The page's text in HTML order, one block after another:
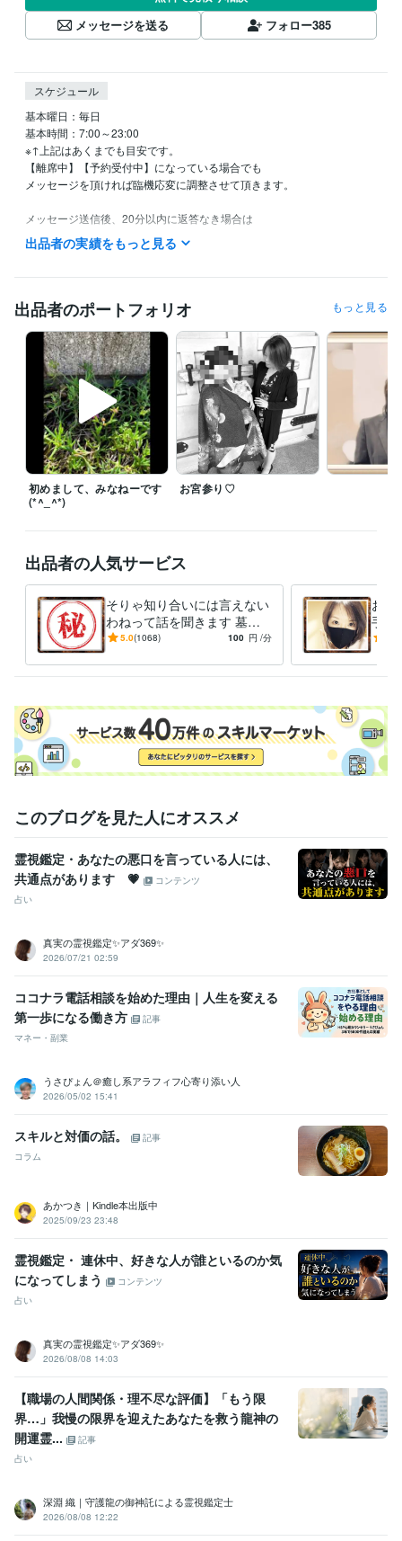
メッセージを送る
フォロー385
スケジュール
基本曜日：毎日
基本時間：7:00～23:00
※↑上記はあくまでも目安です。
【離席中】【予約受付中】になっている場合でも
メッセージを頂ければ臨機応変に調整させて頂きます。
メッセージ送信後、20分以内に返答なき場合は
【電話相談・集中チャット・就寝・やむにやまれぬ事情】
いずれかの状態です<(_ _)>
管理 / 経理 経験年数 : 17年
管理 / 総務 経験年数 : 17年
ライフスタイル・その他 / 講師・インストラクター 経験年数 : 3年
ライフスタイル・その他 / イベント司会 経験年数 : 5年
ライフスタイル・その他 / カウンセラー・コーチ 経験年数 : 3年
受賞歴
2022/11：ココナラ電話相談　受付開始
2022/12：ココナラ電話相
談　プラチナランク 達成
2023/1：ココナラ電話相談　受注件数：10
0件 達成 2024/2：ココナラ電話相談　受注件数：1000件 達成 202
4/11：ココナラ電話相談　受注件数：1500件 達成
ラ電話相談　受注件数：2000件 達成
6/6：ココナラ電話相談　受注件数：2400件 達成
二種証券外務員 取得年 : 1991年
日商簿記検定2級 取得年 : 2013年
メンタル心理カウンセラー 取得年 : 2021年
メンタル心理インストラクター 取得年 : 2021年
数秘術鑑定士 取得年 : 2022年
ビジネス・クリエイティブツール
Excel:18年PowerPoint:10年Word:18年
得意分野
後】
恋愛 不倫 失恋 仕事 人間関係 育成 婦人病 メンタル
雑談 悩み 友達
シングルマザー
浮気 嫉妬 信用 信頼
出品者の実績をもっと見る
出品者のポートフォリオ もっと見る
初めまして、みなねーです
(*^_^*)
お宮参り♡
出品者の人気サービス
そりゃ知り合いには言えない
わねって話を聞きます 墓場
まで持っていく？でも誰かに
わ。
5.0(1068) 100 円 /分
おね
手さ
めん
このブログを見た人にオススメ
霊視鑑定・あなたの悪口を言っている人には、
共通点があります 💗
コンテンツ
占い
真実の霊視鑑定✨アダ369✨
2026/07/21 02:59
ココナラ電話相談を始めた理由｜人生を変える
第一歩になる働き方
記事
マネー・副業
うさぴょん＠癒し系アラフィフ心寄り添い人
2026/05/02 15:41
スキルと対価の話。
記事
コラム
あかつき｜Kindle本出版中
2025/09/23 23:48
霊視鑑定・ 連休中、好きな人が誰といるのか気
になってしまう
コンテンツ
占い
真実の霊視鑑定✨アダ369✨
2026/08/08 14:03
【職場の人間関係・理不尽な評価】「もう限
界…」我慢の限界を迎えたあなたを救う龍神の
開運霊...
記事
占い
深淵 織｜守護龍の御神託による霊視鑑定士
2026/08/08 12:22